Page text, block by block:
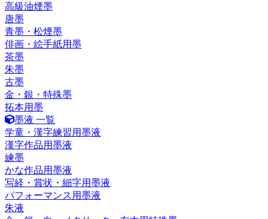
高級油煙墨
唐墨
青墨・松煙墨
俳画・絵手紙用墨
茶墨
朱墨
古墨
金・銀・特殊墨
拓本用墨
墨液 一覧
学童・漢字練習用墨液
漢字作品用墨液
練墨
かな作品用墨液
写経・賞状・細字用墨液
パフォーマンス用墨液
朱液